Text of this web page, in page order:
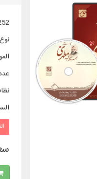
252 عنوان كتاب ورسالة في 179 مجلدًا (96